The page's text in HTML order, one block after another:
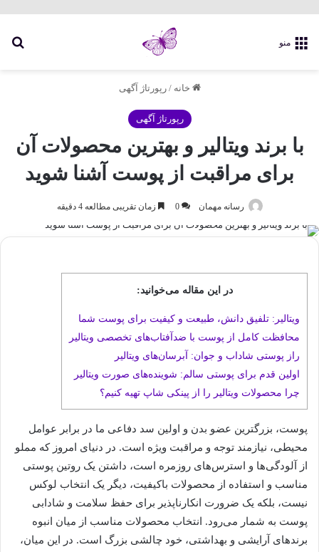
منو
خانه / رپورتاژ آگهی
رپورتاژ آگهی
با برند ویتالیر و بهترین محصولات آن
برای مراقبت از پوست آشنا شوید
رسانه مهمان 0 زمان تقریبی مطالعه 4 دقیقه
در این مقاله می‌خوانید:
ویتالیر: تلفیق دانش، طبیعت و کیفیت برای پوست شما
محافظت کامل از پوست با ضدآفتاب‌های تخصصی ویتالیر
راز پوستی شاداب و جوان: آبرسان‌های ویتالیر
اولین قدم برای پوستی سالم: شوینده‌های صورت ویتالیر
چرا محصولات ویتالیر را از پینکی شاپ تهیه کنیم؟
پوست، بزرگترین عضو بدن و اولین سد دفاعی ما در برابر عوامل
محیطی، نیازمند توجه و مراقبت ویژه است. در دنیای امروز که مملو
از آلودگی‌ها و استرس‌های روزمره است، داشتن یک روتین پوستی
مناسب و استفاده از محصولات باکیفیت، دیگر یک انتخاب لوکس
نیست، بلکه یک ضرورت انکارناپذیر برای حفظ سلامت و شادابی
پوست به شمار می‌رود. انتخاب محصولات مناسب از میان انبوه
برندهای آرایشی و بهداشتی، خود چالشی بزرگ است. در این میان،